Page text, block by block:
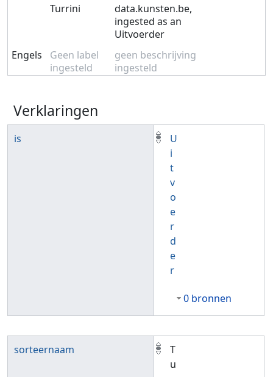
Turrini
data.kunsten.be,
ingested as an
Uitvoerder
Engels
Geen label
ingesteld
geen beschrijving
ingesteld
Verklaringen
is
U
i
t
v
o
e
r
d
e
r
0 bronnen
sorteernaam
T
u